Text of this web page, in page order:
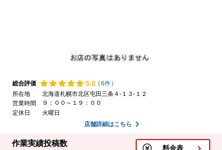
総合評価 5.0 (6件)
所在地
北海道札幌市北区屯田三条４-１３-１２
営業時間
９：００～１９：００
定休日
火曜日
店舗詳細はこちら
作業実績投稿数
料金表